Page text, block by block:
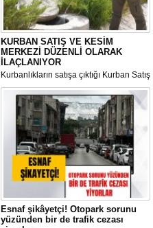
KURBAN SATIŞ VE KESİM
MERKEZİ DÜZENLİ OLARAK
İLAÇLANIYOR
Kurbanlıkların satışa çıktığı Kurban Satış
ve Kesim Merkezi, haşere ve
mikropların önüne geçilmesi amacıyla
her gün Gölbaşı Belediyesi ekipleri
tarafından düzenli olarak ilaçlanıyor.
Esnaf şikâyetçi! Otopark sorunu
yüzünden bir de trafik cezası